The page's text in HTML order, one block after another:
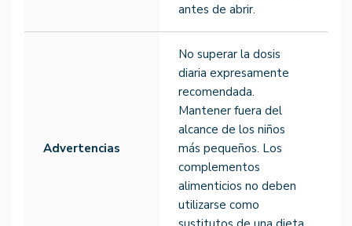
antes de abrir.
Advertencias
No superar la dosis
diaria expresamente
recomendada.
Mantener fuera del
alcance de los niños
más pequeños. Los
complementos
alimenticios no deben
utilizarse como